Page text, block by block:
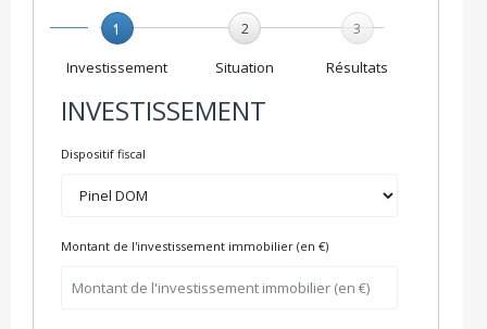
1
Investissement
2
Situation
3
Résultats
INVESTISSEMENT
Dispositif fiscal
Montant de l'investissement immobilier (en €)